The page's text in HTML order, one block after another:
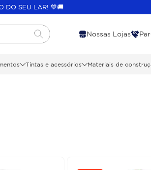
DO SEU LAR! 💙🚚
Nossas Lojas
Tintas e acessórios Materiais de